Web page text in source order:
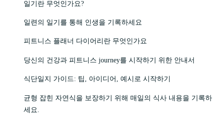
일기란 무엇인가요?
일련의 일기를 통해 인생을 기록하세요
피트니스 플래너 다이어리란 무엇인가요
당신의 건강과 피트니스 journey를 시작하기 위한 안내서
식단일지 가이드: 팁, 아이디어, 예시로 시작하기
균형 잡힌 자연식을 보장하기 위해 매일의 식사 내용을 기록하
세요.